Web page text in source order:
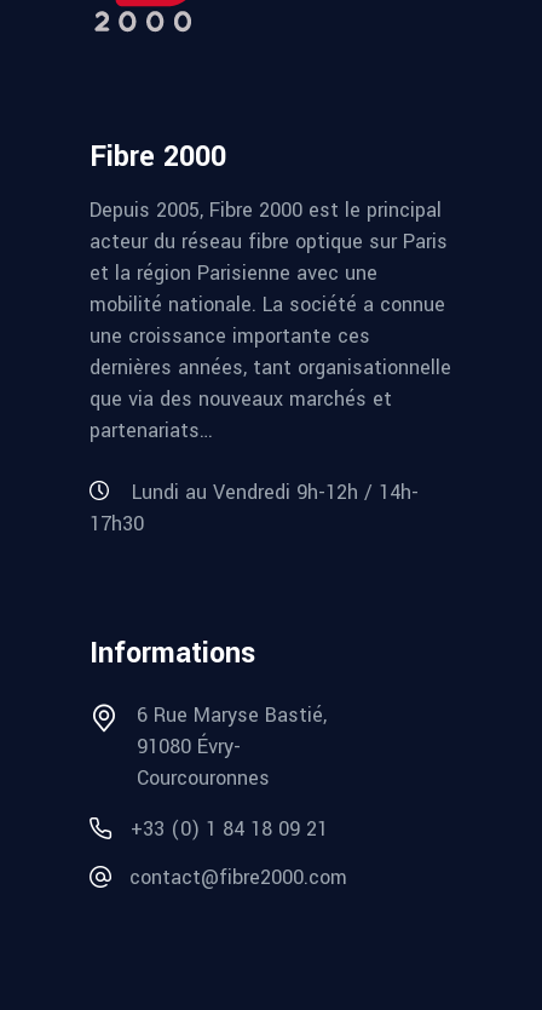
Fibre 2000
Depuis 2005, Fibre 2000 est le principal
acteur du réseau fibre optique sur Paris
et la région Parisienne avec une
mobilité nationale. La société a connue
une croissance importante ces
dernières années, tant organisationnelle
que via des nouveaux marchés et
partenariats…
Lundi au Vendredi 9h-12h / 14h-
17h30
Informations
6 Rue Maryse Bastié,
91080 Évry-
Courcouronnes
+33 (0) 1 84 18 09 21
contact@fibre2000.com